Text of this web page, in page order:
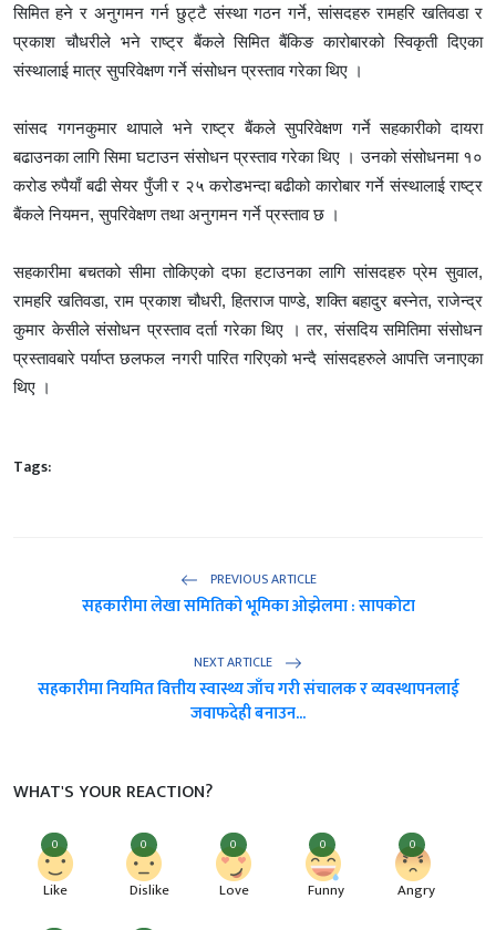
सिमित हने र अनुगमन गर्न छुट्टै संस्था गठन गर्ने, सांसदहरु रामहरि खतिवडा र
प्रकाश चौधरीले भने राष्ट्र बैंकले सिमित बैंकिङ कारोबारको स्विकृती दिएका
संस्थालाई मात्र सुपरिवेक्षण गर्ने संसोधन प्रस्ताव गरेका थिए ।
सांसद गगनकुमार थापाले भने राष्ट्र बैंकले सुपरिवेक्षण गर्ने सहकारीको दायरा
बढाउनका लागि सिमा घटाउन संसोधन प्रस्ताव गरेका थिए । उनको संसोधनमा १०
करोड रुपैयाँ बढी सेयर पुँजी र २५ करोडभन्दा बढीको कारोबार गर्ने संस्थालाई राष्ट्र
बैंकले नियमन, सुपरिवेक्षण तथा अनुगमन गर्ने प्रस्ताव छ ।
सहकारीमा बचतको सीमा तोकिएको दफा हटाउनका लागि सांसदहरु प्रेम सुवाल,
रामहरि खतिवडा, राम प्रकाश चौधरी, हितराज पाण्डे, शक्ति बहादुर बस्नेत, राजेन्द्र
कुमार केसीले संसोधन प्रस्ताव दर्ता गरेका थिए । तर, संसदिय समितिमा संसोधन
प्रस्तावबारे पर्याप्त छलफल नगरी पारित गरिएको भन्दै सांसदहरुले आपत्ति जनाएका
थिए ।
Tags:
PREVIOUS ARTICLE
सहकारीमा लेखा समितिको भूमिका ओझेलमा : सापकोटा
NEXT ARTICLE
सहकारीमा नियमित वित्तीय स्वास्थ्य जाँच गरी संचालक र व्यवस्थापनलाई
जवाफदेही बनाउन...
WHAT'S YOUR REACTION?
0
Like
0
Dislike
0
Love
0
Funny
0
Angry